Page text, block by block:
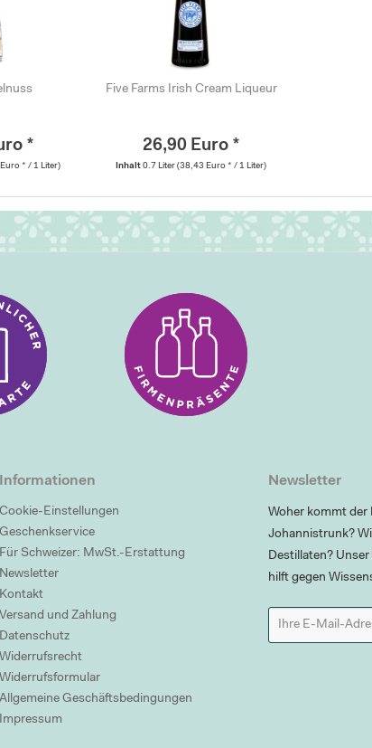
*
* / 1 Liter)
Five Farms Irish Cream Liqueur
26,90 Euro *
Inhalt0.7 Liter(38,43 Euro * / 1 Liter)
Informationen
Cookie-Einstellungen
Geschenkservice
Für Schweizer: MwSt.-Erstattung
Newsletter
Kontakt
Versand und Zahlung
Datenschutz
Widerrufsrecht
Widerrufsformular
Allgemeine Geschäftsbedingungen
Impressum
Newsletter
Woher kommt der
Johannistrunk?
Destillaten?
hilft gegen